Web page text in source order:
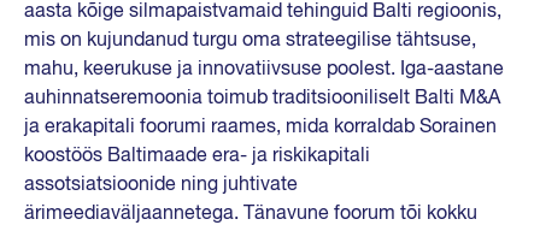
aasta kõige silmapaistvamaid tehinguid Balti regioonis,
mis on kujundanud turgu oma strateegilise tähtsuse,
mahu, keerukuse ja innovatiivsuse poolest. Iga-aastane
auhinnatseremoonia toimub traditsiooniliselt Balti M&A
ja erakapitali foorumi raames, mida korraldab Sorainen
koostöös Baltimaade era- ja riskikapitali
assotsiatsioonide ning juhtivate
ärimeediaväljaannetega. Tänavune foorum tõi kokku